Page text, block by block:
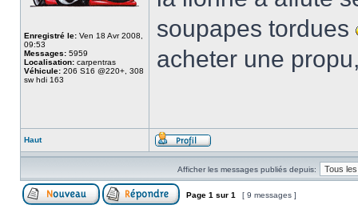
Enregistré le: Ven 18 Avr 2008,
09:53
Messages: 5959
Localisation: carpentras
Véhicule: 206 S16 @220+, 308
sw hdi 163
soupapes tordues
acheter une
Haut
Afficher les messages publiés depuis:
Page 1 sur 1 [ 9 messages ]